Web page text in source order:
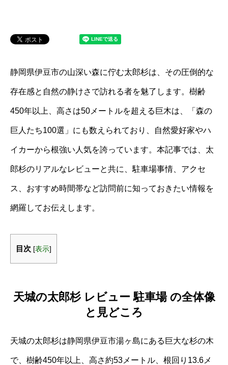
静岡県伊豆市の山深い森に佇む太郎杉は、その圧倒的な
存在感と自然の静けさで訪れる者を魅了します。樹齢
450年以上、高さは50メートルを超える巨木は、「森の
巨人たち100選」にも数えられており、自然愛好家やハ
イカーから根強い人気を誇っています。本記事では、太
郎杉のリアルなレビューと共に、駐車場事情、アクセ
ス、おすすめ時間帯など訪問前に知っておきたい情報を
網羅してお伝えします。
目次 [表示]
天城の太郎杉 レビュー 駐車場 の全体像
と見どころ
天城の太郎杉は静岡県伊豆市湯ヶ島にある巨大な杉の木
で、樹齢450年以上、高さ約53メートル、根回り13.6メ